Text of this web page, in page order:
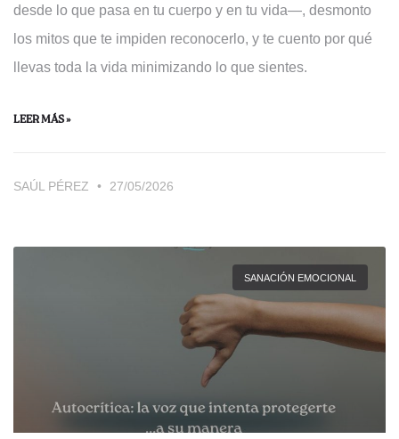
desde lo que pasa en tu cuerpo y en tu vida—, desmonto
los mitos que te impiden reconocerlo, y te cuento por qué
llevas toda la vida minimizando lo que sientes.
LEER MÁS »
SAÚL PÉREZ 27/05/2026
SANACIÓN EMOCIONAL